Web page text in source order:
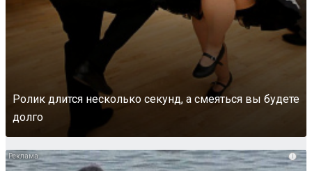
Ролик длится несколько секунд, а смеяться вы будете
долго
i